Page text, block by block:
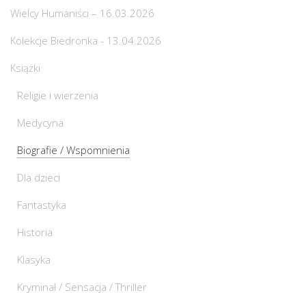
Wielcy Humaniści – 16.03.2026
Kolekcje Biedronka - 13.04.2026
Książki
Religie i wierzenia
Medycyna
Biografie / Wspomnienia
Dla dzieci
Fantastyka
Historia
Klasyka
Kryminał / Sensacja / Thriller